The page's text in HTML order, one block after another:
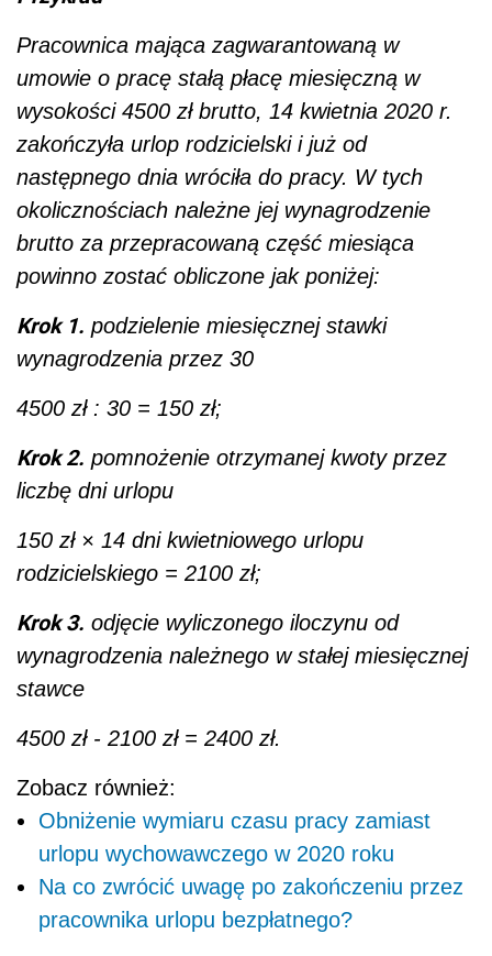
Pracownica mająca zagwarantowaną w
umowie o pracę stałą płacę miesięczną w
wysokości 4500 zł brutto, 14 kwietnia 2020 r.
zakończyła urlop rodzicielski i już od
następnego dnia wróciła do pracy. W tych
okolicznościach należne jej wynagrodzenie
brutto za przepracowaną część miesiąca
powinno zostać obliczone jak poniżej:
Krok 1. podzielenie miesięcznej stawki
wynagrodzenia przez 30
4500 zł : 30 = 150 zł;
Krok 2. pomnożenie otrzymanej kwoty przez
liczbę dni urlopu
150 zł × 14 dni kwietniowego urlopu
rodzicielskiego = 2100 zł;
Krok 3. odjęcie wyliczonego iloczynu od
wynagrodzenia należnego w stałej miesięcznej
stawce
4500 zł - 2100 zł = 2400 zł.
Zobacz również:
Obniżenie wymiaru czasu pracy zamiast
urlopu wychowawczego w 2020 roku
Na co zwrócić uwagę po zakończeniu przez
pracownika urlopu bezpłatnego?